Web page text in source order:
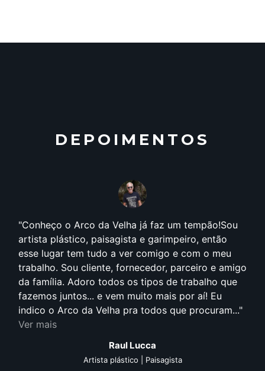
DEPOIMENTOS
Conheço o Arco da Velha já faz um tempão!Sou
artista plástico, paisagista e garimpeiro, então
esse lugar tem tudo a ver comigo e com o meu
trabalho. Sou cliente, fornecedor, parceiro e amigo
da família. Adoro todos os tipos de trabalho que
fazemos juntos... e vem muito mais por aí! Eu
indico o Arco da Velha pra todos que procuram...
Ver mais
Raul Lucca
Artista plástico | Paisagista